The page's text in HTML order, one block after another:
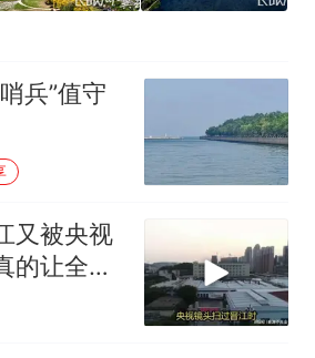
兵”值守
又被央视
的让全国